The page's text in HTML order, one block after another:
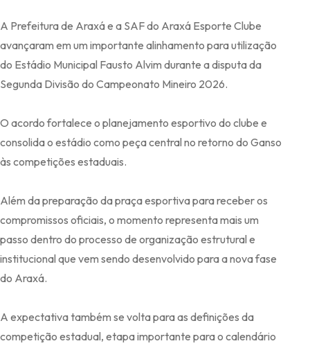
A Prefeitura de Araxá e a SAF do Araxá Esporte Clube
avançaram em um importante alinhamento para utilização
do Estádio Municipal Fausto Alvim durante a disputa da
Segunda Divisão do Campeonato Mineiro 2026.
O acordo fortalece o planejamento esportivo do clube e
consolida o estádio como peça central no retorno do Ganso
às competições estaduais.
Além da preparação da praça esportiva para receber os
compromissos oficiais, o momento representa mais um
passo dentro do processo de organização estrutural e
institucional que vem sendo desenvolvido para a nova fase
do Araxá.
A expectativa também se volta para as definições da
competição estadual, etapa importante para o calendário